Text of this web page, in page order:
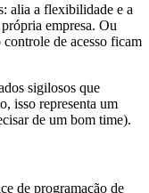
alia a flexibilidade e a
empresa. Ou
controle de acesso ficam
sigilosos que
isso representa um
de um bom time).
de programação de